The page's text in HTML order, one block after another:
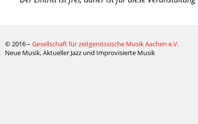
© 2016 – Gesellschaft für zeitgenössische Musik Aachen e.V.
Neue Musik, Aktueller Jazz und Improvisierte Musik